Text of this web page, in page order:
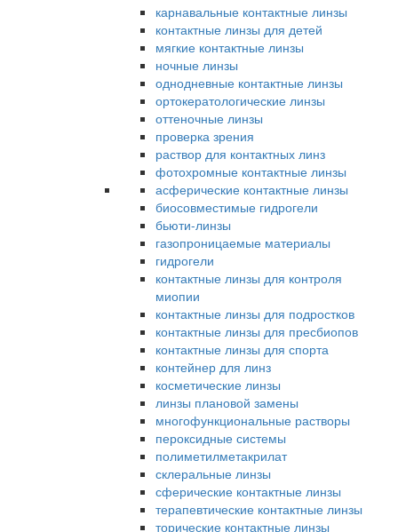
карнавальные контактные линзы
контактные линзы для детей
мягкие контактные линзы
ночные линзы
однодневные контактные линзы
ортокератологические линзы
оттеночные линзы
проверка зрения
раствор для контактных линз
фотохромные контактные линзы
асферические контактные линзы
биосовместимые гидрогели
бьюти-линзы
газопроницаемые материалы
гидрогели
контактные линзы для контроля
миопии
контактные линзы для подростков
контактные линзы для пресбиопов
контактные линзы для спорта
контейнер для линз
косметические линзы
линзы плановой замены
многофункциональные растворы
пероксидные системы
полиметилметакрилат
склеральные линзы
сферические контактные линзы
терапевтические контактные линзы
торические контактные линзы